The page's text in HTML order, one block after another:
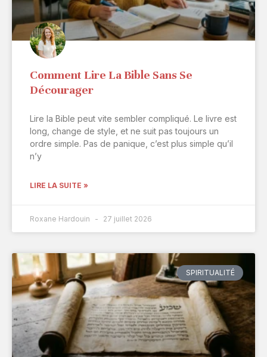
Comment Lire La Bible Sans Se
Décourager
Lire la Bible peut vite sembler compliqué. Le livre est
long, change de style, et ne suit pas toujours un
ordre simple. Pas de panique, c’est plus simple qu’il
n’y
LIRE LA SUITE »
Roxane Hardouin 27 juillet 2026
SPIRITUALITÉ